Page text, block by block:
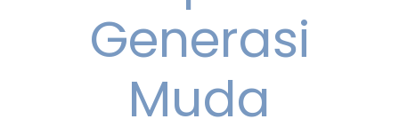
Generasi
Muda